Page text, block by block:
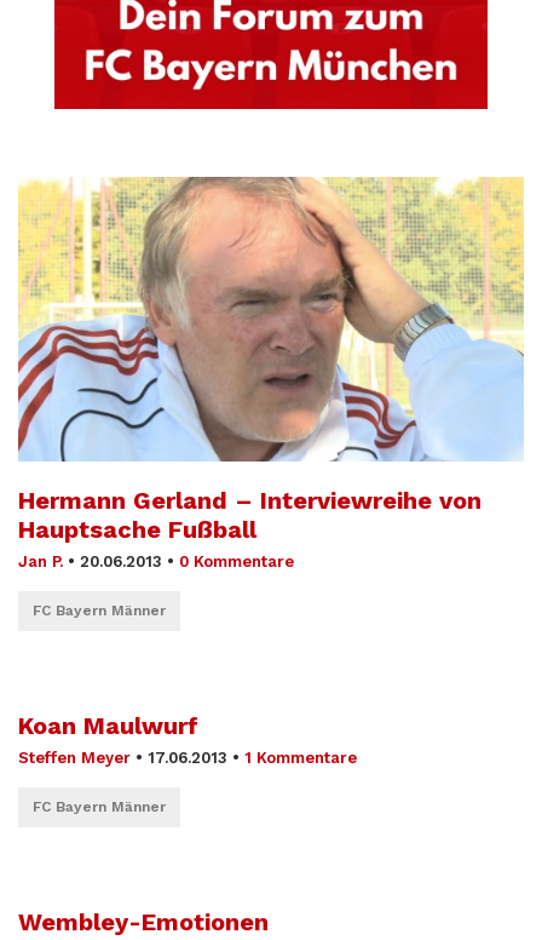
Hermann Gerland – Interviewreihe von
Hauptsache Fußball
Jan P. • 20.06.2013 • 0 Kommentare
FC Bayern Männer
Koan Maulwurf
Steffen Meyer • 17.06.2013 • 1 Kommentare
FC Bayern Männer
Wembley-Emotionen